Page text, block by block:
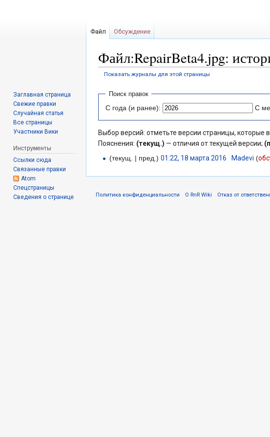
Файл:RepairBeta4.jpg:
Показать журналы для этой страницы
Перейти
навигации
Перейти
поиску
Поиск правок
С года (и ранее): С
Выбор версий: отметьте версии страницы, которые
Пояснения: (текущ.) — отличия от текущей версии;
(текущ. | пред.) 01:22, 18 марта 2016 Madevi (
Файл Обсуждение
Заглавная страница
Свежие правки
Случайная статья
Все страницы
Участники Вики
Инструменты
Ссылки сюда
Связанные правки
Atom
Спецстраницы
Сведения о странице
Политика конфиденциальности О RnR Wiki Отказ от